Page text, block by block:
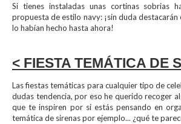
Si tienes instaladas unas cortinas sobrias
propuesta de estilo navy: ¡sin duda
lo habían hecho hasta ahora!
< FIESTA TEMÁTICA DE
Las fiestas temáticas para cualquier tipo de
dudas tendencia, por eso he querido recoger
que te inspiren por si estás pensando en
temática de sirenas por ejemplo... ¿qué te